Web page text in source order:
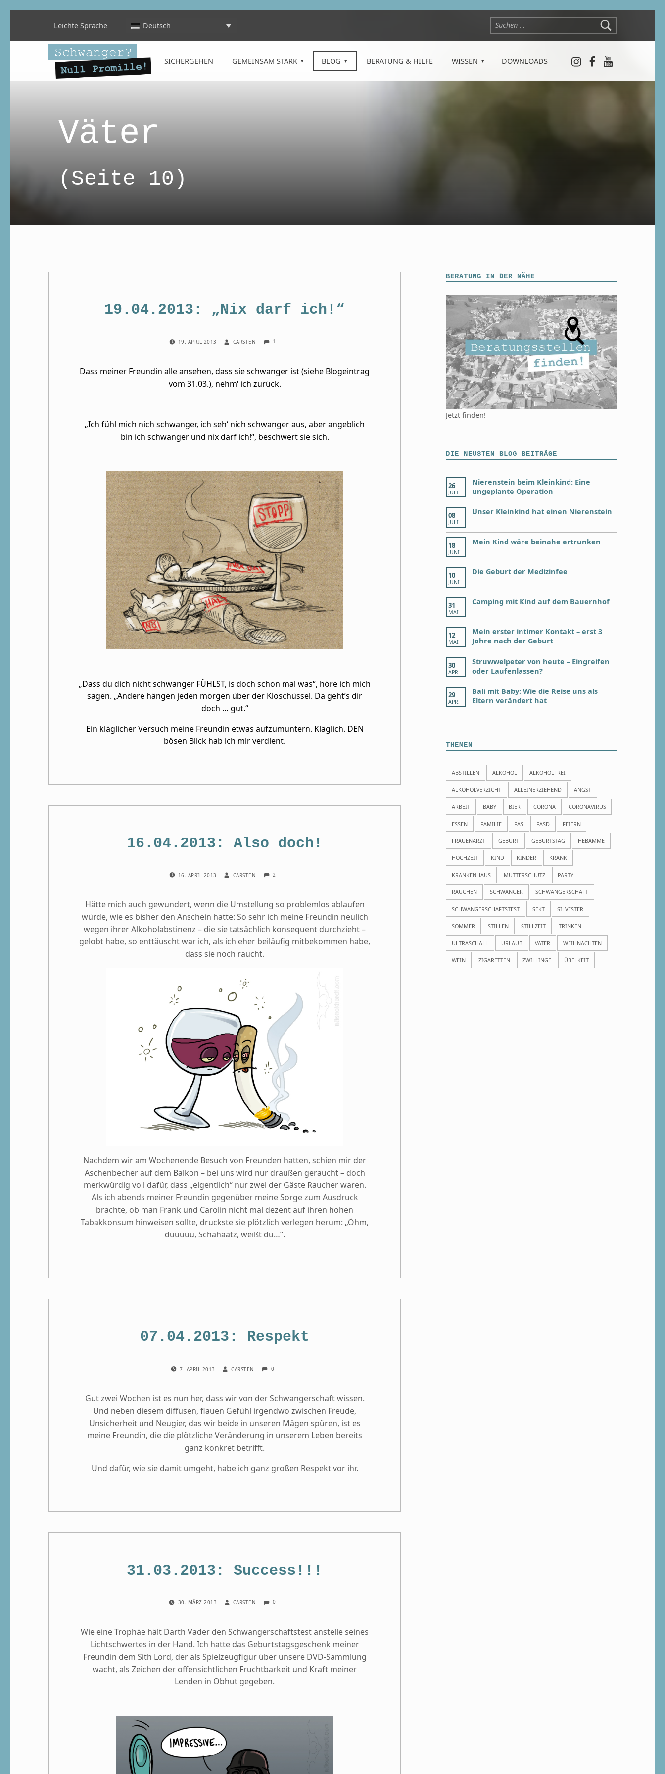
SICHERGEHEN GEMEINSAM STARK BLOG BERATUNG & HILFE WISSEN DOWNLOADS
Instagram
Facebook
YouTube
Leichte Sprache Deutsch
Category:
Väter
(Seite 10)
19.04.2013: „Nix darf ich!“
19. APRIL 2013 CARSTEN 1
Dass meiner Freundin alle ansehen, dass sie schwanger ist (siehe Blogeintrag
vom 31.03.), nehm‘ ich zurück.
„Ich fühl mich nich schwanger, ich seh‘ nich schwanger aus, aber angeblich
bin ich schwanger und nix darf ich!“, beschwert sie sich.
„Dass du dich nicht schwanger FÜHLST, is doch schon mal was“, höre ich mich
sagen. „Andere hängen jeden morgen über der Kloschüssel. Da geht’s dir
doch … gut.“
Ein kläglicher Versuch meine Freundin etwas aufzumuntern. Kläglich. DEN
bösen Blick hab ich mir verdient.
16.04.2013: Also doch!
16. APRIL 2013 CARSTEN 2
Hätte mich auch gewundert, wenn die Umstellung so problemlos ablaufen
würde, wie es bisher den Anschein hatte: So sehr ich meine Freundin neulich
wegen ihrer Alkoholabstinenz – die sie tatsächlich konsequent durchzieht –
gelobt habe, so enttäuscht war ich, als ich eher beiläufig mitbekommen habe,
dass sie noch raucht.
Nachdem wir am Wochenende Besuch von Freunden hatten, schien mir der
Aschenbecher auf dem Balkon – bei uns wird nur draußen geraucht – doch
merkwürdig voll dafür, dass „eigentlich“ nur zwei der Gäste Raucher waren.
Als ich abends meiner Freundin gegenüber meine Sorge zum Ausdruck
brachte, ob man Frank und Carolin nicht mal dezent auf ihren hohen
Tabakkonsum hinweisen sollte, druckste sie plötzlich verlegen herum: „Öhm,
duuuuu, Schahaatz, weißt du…“.
07.04.2013: Respekt
7. APRIL 2013 CARSTEN 0
Gut zwei Wochen ist es nun her, dass wir von der Schwangerschaft wissen.
Und neben diesem diffusen, flauen Gefühl irgendwo zwischen Freude,
Unsicherheit und Neugier, das wir beide in unseren Mägen spüren, ist es
meine Freundin, die die plötzliche Veränderung in unserem Leben bereits
ganz konkret betrifft.
Und dafür, wie sie damit umgeht, habe ich ganz großen Respekt vor ihr.
31.03.2013: Success!!!
30. MÄRZ 2013 CARSTEN 0
Wie eine Trophäe hält Darth Vader den Schwangerschaftstest anstelle seines
Lichtschwertes in der Hand. Ich hatte das Geburtstagsgeschenk meiner
Freundin dem Sith Lord, der als Spielzeugfigur über unsere DVD-Sammlung
wacht, als Zeichen der offensichtlichen Fruchtbarkeit und Kraft meiner
Lenden in Obhut gegeben.
BERATUNG IN DER NÄHE
Jetzt finden!
DIE NEUSTEN BLOG BEITRÄGE
26
JULI
Nierenstein beim Kleinkind: Eine
ungeplante Operation
08
JULI
Unser Kleinkind hat einen Nierenstein
18
JUNI
Mein Kind wäre beinahe ertrunken
10
JUNI
Die Geburt der Medizinfee
31
MAI
Camping mit Kind auf dem Bauernhof
12
MAI
Mein erster intimer Kontakt – erst 3
Jahre nach der Geburt
30
APR.
Struwwelpeter von heute – Eingreifen
oder Laufenlassen?
29
APR.
Bali mit Baby: Wie die Reise uns als
Eltern verändert hat
THEMEN
ABSTILLEN ALKOHOL ALKOHOLFREI
ALKOHOLVERZICHT ALLEINERZIEHEND ANGST
ARBEIT BABY BIER CORONA CORONAVIRUS
ESSEN FAMILIE FAS FASD FEIERN
FRAUENARZT GEBURT GEBURTSTAG HEBAMME
HOCHZEIT KIND KINDER KRANK
KRANKENHAUS MUTTERSCHUTZ PARTY
RAUCHEN SCHWANGER SCHWANGERSCHAFT
SCHWANGERSCHAFTSTEST SEKT SILVESTER
SOMMER STILLEN STILLZEIT TRINKEN
ULTRASCHALL URLAUB VÄTER WEIHNACHTEN
WEIN ZIGARETTEN ZWILLINGE ÜBELKEIT